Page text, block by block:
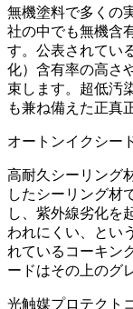
無機塗料で多くの
社の中でも無機含
す。公表されてい
化）含有率の高さ
束します。超低汚
も兼ね備えた正真
オートンイクシー
高耐久シーリング
したシーリング材
し、紫外線劣化を
われにくい、とい
れているコーキン
ードはその上のグ
光触媒プロテクト